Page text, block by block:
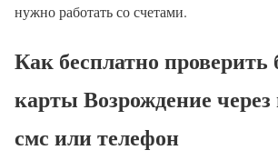
нужно работать со счетами.
Как бесплатно проверить
карты Возрождение через
смс или телефон